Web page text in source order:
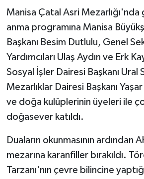
Manisa Çatal Asri
anma programına Manisa
Başkanı Besim Dutlulu, Genel
Yardımcıları Ulaş Aydın ve Erk
Sosyal İşler Dairesi Başkanı Ural
Mezarlıklar Dairesi Başkanı
ve doğa kulüplerinin üyeleri ile
doğasever katıldı.
Duaların okunmasının ardından
mezarına karanfiller bırakıldı.
Tarzanı'nın çevre bilincine
Jandarma
Kadın
KÜLTÜR SANAT
MAGAZİN
POLİTİKA